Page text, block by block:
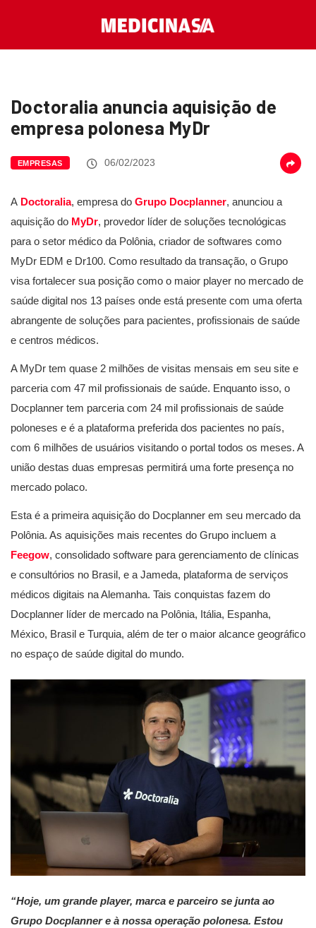
Doctoralia anuncia aquisição de
empresa polonesa MyDr
EMPRESAS 06/02/2023
A Doctoralia, empresa do Grupo Docplanner, anunciou a
aquisição do MyDr, provedor líder de soluções tecnológicas
para o setor médico da Polônia, criador de softwares como
MyDr EDM e Dr100. Como resultado da transação, o Grupo
visa fortalecer sua posição como o maior player no mercado de
saúde digital nos 13 países onde está presente com uma oferta
abrangente de soluções para pacientes, profissionais de saúde
e centros médicos.
A MyDr tem quase 2 milhões de visitas mensais em seu site e
parceria com 47 mil profissionais de saúde. Enquanto isso, o
Docplanner tem parceria com 24 mil profissionais de saúde
poloneses e é a plataforma preferida dos pacientes no país,
com 6 milhões de usuários visitando o portal todos os meses. A
união destas duas empresas permitirá uma forte presença no
mercado polaco.
Esta é a primeira aquisição do Docplanner em seu mercado da
Polônia. As aquisições mais recentes do Grupo incluem a
Feegow, consolidado software para gerenciamento de clínicas
e consultórios no Brasil, e a Jameda, plataforma de serviços
médicos digitais na Alemanha. Tais conquistas fazem do
Docplanner líder de mercado na Polônia, Itália, Espanha,
México, Brasil e Turquia, além de ter o maior alcance geográfico
no espaço de saúde digital do mundo.
“Hoje, um grande player, marca e parceiro se junta ao
Grupo Docplanner e à nossa operação polonesa. Estou